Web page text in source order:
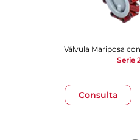
Consulta
Serie